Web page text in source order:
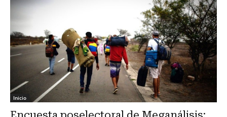
Inicio